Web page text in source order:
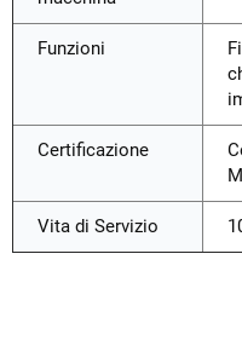
Funzioni
Certificazione
Vita di Servizio